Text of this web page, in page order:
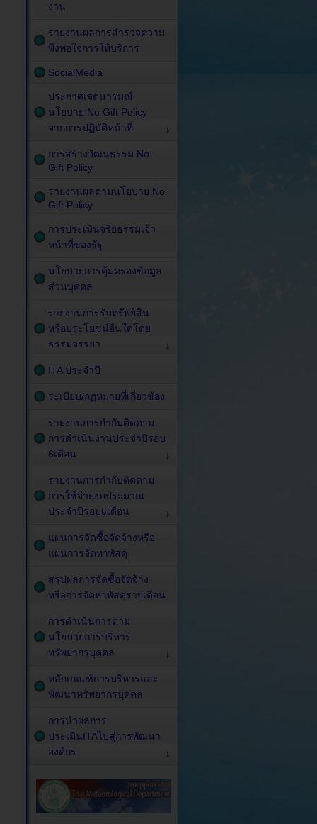
งาน
รายงานผลการสำรวจความ
พึงพอใจการให้บริการ
SocialMedia
ประกาศเจตนารมณ์
นโยบาย No Gift Policy
จากการปฏิบัติหน้าที่
การสร้างวัฒนธรรม No
Gift Policy
รายงานผลตามนโยบาย No
Gift Policy
การประเมินจริยธรรมเจ้า
หน้าที่ของรัฐ
นโยบายการคุ้มครองข้อมูล
ส่วนบุคคล
รายงานการรับทรัพย์สิน
หรือประโยชน์อื่นใดโดย
ธรรมจรรยา
ITA ประจำปี
ระเบียบ/กฏหมายที่เกี่ยวข้อง
รายงานการกำกับติดตาม
การดำเนินงานประจำปีรอบ
6เดือน
รายงานการกำกับติดตาม
การใช้จ่ายงบประมาณ
ประจำปีรอบ6เดือน
แผนการจัดซื้อจัดจ้างหรือ
แผนการจัดหาพัสดุ
สรุปผลการจัดซื้อจัดจ้าง
หรือการจัดหาพัสดุรายเดือน
การดำเนินการตาม
นโยบายการบริหาร
ทรัพยากรบุคคล
หลักเกณฑ์การบริหารและ
พัฒนาทรัพยากรบุคคล
การนำผลการ
ประเมินITAไปสู่การพัฒนา
องค์กร